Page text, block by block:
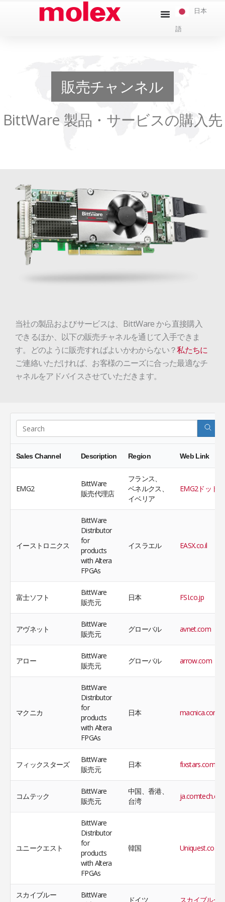
日本
語
販売チャンネル
BittWare 製品・サービスの購入先
当社の製品およびサービスは、BittWare から直接購入
できるほか、以下の販売チャネルを通じて入手できま
す。どのように販売すればよいかわからない？私たちに
ご連絡いただければ、お客様のニーズに合った最適なチ
ャネルをアドバイスさせていただきます。
Sales Channel Description Region Web Link
EMG2
BittWare
販売代理店
フランス、
ベネルクス、
イベリア
EMG2ドット
イーストロニクス
BittWare
Distributor
for
products
with Altera
FPGAs
イスラエル EASX.co.il
富士ソフト
BittWare
販売元
日本 FSI.co.jp
アヴネット
BittWare
販売元
グローバル avnet.com
アロー
BittWare
販売元
グローバル arrow.com
マクニカ
BittWare
Distributor
for
products
with Altera
FPGAs
日本 macnica.com
フィックスターズ
BittWare
販売元
日本 fixstars.com
コムテック
BittWare
販売元
中国、香港、
台湾
ユニークエスト
BittWare
Distributor
for
products
with Altera
FPGAs
韓国 Uniquest.co.kr
スカイブルー
BittWare
ドイツ スカイブルー